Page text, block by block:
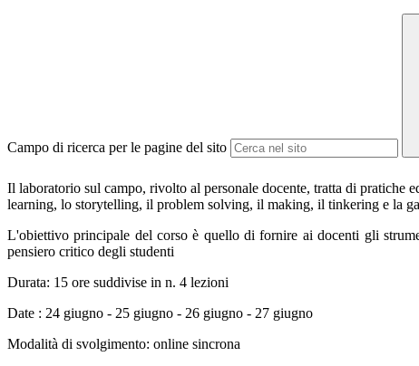
Campo di ricerca per le pagine del sito
Il laboratorio sul campo, rivolto al personale docente, tratta di pratiche
learning, lo storytelling, il problem solving, il making, il tinkering e la
L'obiettivo principale del corso è quello di fornire ai docenti gli
pensiero critico degli studenti
Durata: 15 ore suddivise in n. 4 lezioni
Date : 24 giugno - 25 giugno - 26 giugno - 27 giugno
Modalità di svolgimento: online sincrona